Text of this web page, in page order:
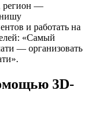
регион —
нишу
и работать на
«Самый
— организовать
3D-